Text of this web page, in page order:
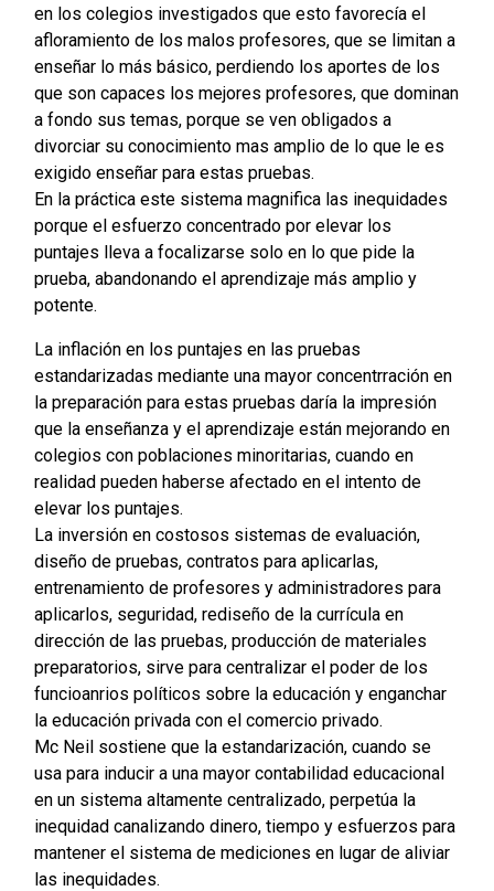
en los colegios investigados que esto favorecía el
afloramiento de los malos profesores, que se limitan a
enseñar lo más básico, perdiendo los aportes de los
que son capaces los mejores profesores, que dominan
a fondo sus temas, porque se ven obligados a
divorciar su conocimiento mas amplio de lo que le es
exigido enseñar para estas pruebas.
En la práctica este sistema magnifica las inequidades
porque el esfuerzo concentrado por elevar los
puntajes lleva a focalizarse solo en lo que pide la
prueba, abandonando el aprendizaje más amplio y
potente.
La inflación en los puntajes en las pruebas
estandarizadas mediante una mayor concentrración en
la preparación para estas pruebas daría la impresión
que la enseñanza y el aprendizaje están mejorando en
colegios con poblaciones minoritarias, cuando en
realidad pueden haberse afectado en el intento de
elevar los puntajes.
La inversión en costosos sistemas de evaluación,
diseño de pruebas, contratos para aplicarlas,
entrenamiento de profesores y administradores para
aplicarlos, seguridad, rediseño de la currícula en
dirección de las pruebas, producción de materiales
preparatorios, sirve para centralizar el poder de los
funcioanrios políticos sobre la educación y enganchar
la educación privada con el comercio privado.
Mc Neil sostiene que la estandarización, cuando se
usa para inducir a una mayor contabilidad educacional
en un sistema altamente centralizado, perpetúa la
inequidad canalizando dinero, tiempo y esfuerzos para
mantener el sistema de mediciones en lugar de aliviar
las inequidades.